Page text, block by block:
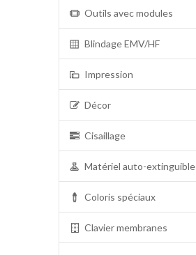
Outils avec modules
Blindage EMV/HF
Impression
Décor
Cisaillage
Matériel auto-extinguible
Coloris spéciaux
Clavier membranes